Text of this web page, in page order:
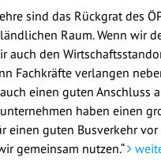
sind das Rückgrat des
Raum. Wenn wir
auch den
Fachkräfte verlangen
einen guten Anschluss
haben einen
einen guten Busverkehr vor
gemeinsam nutzen.“